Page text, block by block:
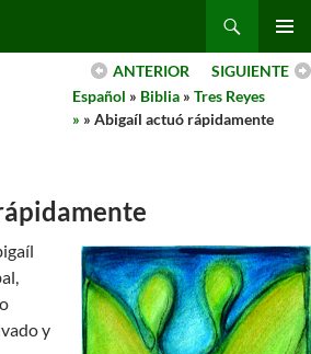
MENU
SIGUIENTE
ANTERIOR
Español » Biblia » Tres Reyes
» » Abigaíl actuó rápidamente
y